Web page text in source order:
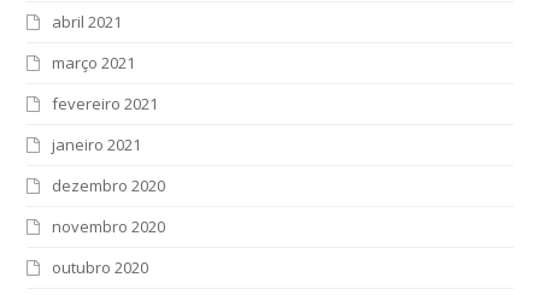
abril 2021
março 2021
fevereiro 2021
janeiro 2021
dezembro 2020
novembro 2020
outubro 2020